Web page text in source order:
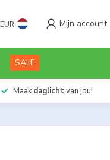
EUR Mijn account
SALE
Maakdaglichtvan jou!